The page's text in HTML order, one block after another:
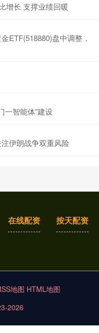
增长 支撑业绩回暖
ETF(518880)盘中调整，
一智能体”建设
伊朗战争双重风险
在线配资 按天配资
地图 HTML地图
2026